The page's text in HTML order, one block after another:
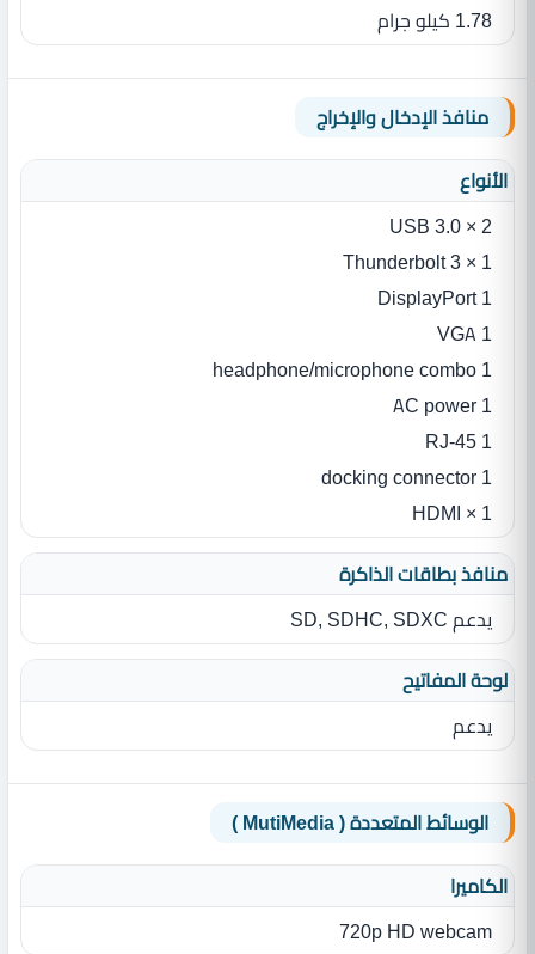
1.78 كيلو جرام
منافذ الإدخال والإخراج
الأنواع
2 × USB 3.0
1 × Thunderbolt 3
1 DisplayPort
1 VGA
1 headphone/microphone combo
1 AC power
1 RJ-45
1 docking connector
1 × HDMI
منافذ بطاقات الذاكرة
يدعم SD, SDHC, SDXC
لوحة المفاتيح
يدعم
الوسائط المتعددة ( MutiMedia )
الكاميرا
720p HD webcam